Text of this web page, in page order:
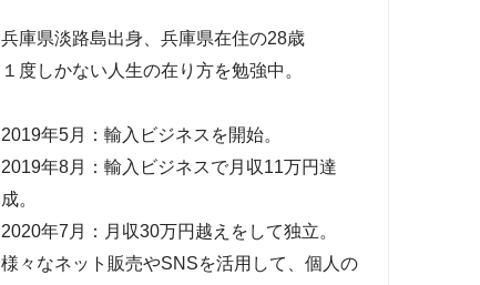
兵庫県淡路島出身、兵庫県在住の28歳
１度しかない人生の在り方を勉強中。
2019年5月：輸入ビジネスを開始。
2019年8月：輸入ビジネスで月収11万円達
成。
2020年7月：月収30万円越えをして独立。
様々なネット販売やSNSを活用して、個人の